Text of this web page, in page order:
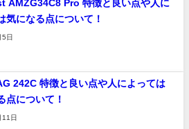
AMZG34C8 Pro 特徴と良い点や人に
気になる点について！
5日
242C 特徴と良い点や人によっては
点について！
11日